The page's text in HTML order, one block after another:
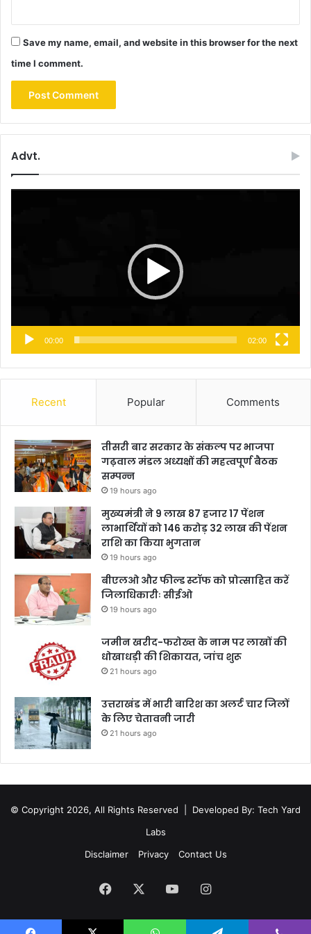
Save my name, email, and website in this browser for the next
time I comment.
Advt.
00:00 02:00
Recent Popular Comments
तीसरी बार सरकार के संकल्प पर भाजपा
गढ़वाल मंडल अध्यक्षों की महत्वपूर्ण बैठक
सम्पन्न
19 hours ago
मुख्यमंत्री ने 9 लाख 87 हजार 17 पेंशन
लाभार्थियों को 146 करोड़ 32 लाख की पेंशन
राशि का किया भुगतान
19 hours ago
बीएलओ और फील्ड स्टॉफ को प्रोत्साहित करें
जिलाधिकारीः सीईओ
19 hours ago
जमीन खरीद-फरोख्त के नाम पर लाखों की
धोखाधड़ी की शिकायत, जांच शुरू
21 hours ago
उत्तराखंड में भारी बारिश का अलर्ट चार जिलों
के लिए चेतावनी जारी
21 hours ago
© Copyright 2026, All Rights Reserved | Developed By: Tech Yard
Labs
Disclaimer
Privacy Contact Us
Facebook YouTubeInstagram